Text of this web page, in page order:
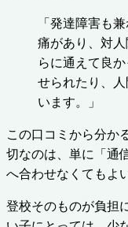
「発達障害も
痛があり、対
らに通えて良
せられたり、
います。」
この口コミから分か
切なのは、単に「通
へ合わせなくてもよ
登校そのものが負担